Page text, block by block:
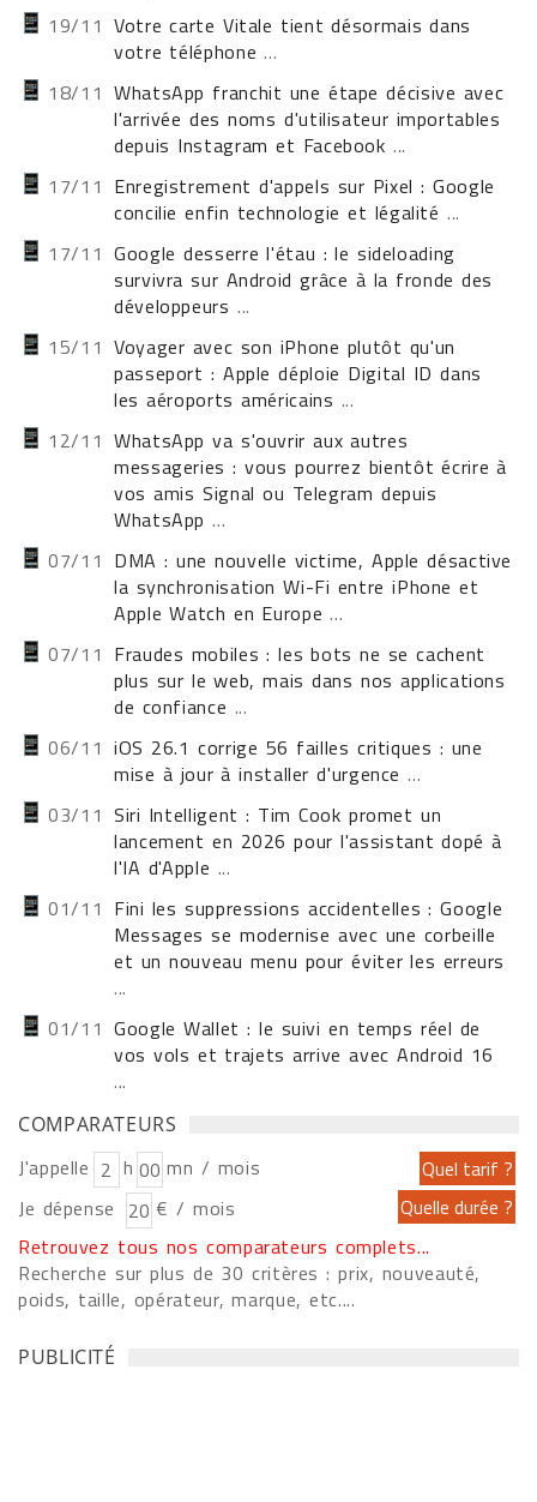
19/11 Votre carte Vitale tient désormais dans
votre téléphone ...
18/11 WhatsApp franchit une étape décisive avec
l'arrivée des noms d'utilisateur importables
depuis Instagram et Facebook ...
17/11 Enregistrement d'appels sur Pixel : Google
concilie enfin technologie et légalité ...
17/11 Google desserre l'étau : le sideloading
survivra sur Android grâce à la fronde des
développeurs ...
15/11 Voyager avec son iPhone plutôt qu'un
passeport : Apple déploie Digital ID dans
les aéroports américains ...
12/11 WhatsApp va s'ouvrir aux autres
messageries : vous pourrez bientôt écrire à
vos amis Signal ou Telegram depuis
WhatsApp...
07/11 DMA : une nouvelle victime, Apple désactive
la synchronisation Wi-Fi entre iPhone et
Apple Watch en Europe ...
07/11 Fraudes mobiles : les bots ne se cachent
plus sur le web, mais dans nos applications
de confiance ...
06/11 iOS 26.1 corrige 56 failles critiques : une
mise à jour à installer d'urgence ...
03/11 Siri Intelligent : Tim Cook promet un
lancement en 2026 pour l'assistant dopé à
l'IA d'Apple ...
01/11 Fini les suppressions accidentelles : Google
Messages se modernise avec une corbeille
et un nouveau menu pour éviter les erreurs
...
01/11 Google Wallet : le suivi en temps réel de
vos vols et trajets arrive avec Android 16
...
COMPARATEURS
J'appelle h
mn / mois
Je dépense
€ / mois
Retrouvez tous nos comparateurs complets...
Recherche sur plus de 30 critères : prix, nouveauté,
poids, taille, opérateur, marque, etc....
PUBLICITÉ